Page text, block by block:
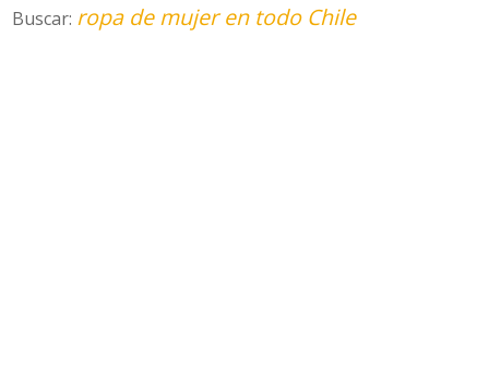
Buscar: ropa de mujer en todo Chile